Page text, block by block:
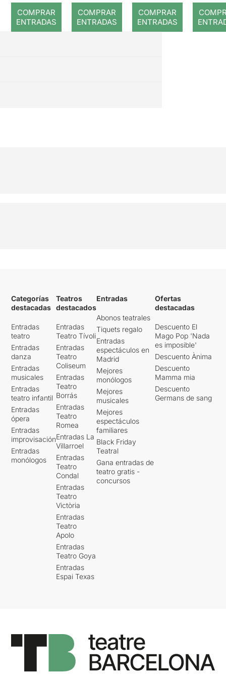
COMPRAR
ENTRADAS
Ultrasho
w
COMPRAR
ENTRADAS
no morir
en el
COMPRAR
ENTRADAS
Categorías
destacadas
Entradas
teatro
Entradas
danza
Entradas
musicales
Entradas
teatro infantil
Entradas
ópera
Entradas
improvisación
Entradas
monólogos
Teatros
destacados
Entradas
Teatro Tívoli
Entradas
Teatro
Coliseum
Entradas
Teatro
Borrás
Entradas
Teatro
Romea
Entradas La
Villarroel
Entradas
Teatro
Condal
Entradas
Teatro
Victòria
Entradas
Teatro
Apolo
Entradas
Teatro Goya
Entradas
Espai Texas
Entradas
Abonos teatrales
Tiquets regalo
Entradas
espectáculos en
Madrid
Mejores
monólogos
Mejores
musicales
Mejores
espectáculos
familiares
Black Friday
Teatral
Gana entradas de
teatro gratis -
concursos
Ofertas
destacadas
Descuento El
Mago Pop 'Nada
es imposible'
Descuento Ànima
Descuento
Mamma mia
Descuento
Germans de sang